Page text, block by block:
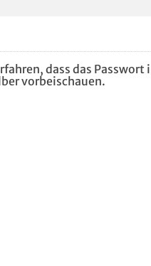
dass das
vorbeischauen.